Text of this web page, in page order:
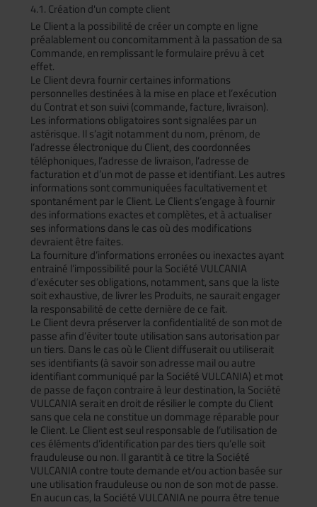
4.1. Création d'un compte client
Le Client a la possibilité de créer un compte en ligne
préalablement ou concomitamment à la passation de sa
Commande, en remplissant le formulaire prévu à cet
effet.
Le Client devra fournir certaines informations
personnelles destinées à la mise en place et l’exécution
du Contrat et son suivi (commande, facture, livraison).
Les informations obligatoires sont signalées par un
astérisque. Il s’agit notamment du nom, prénom, de
l’adresse électronique du Client, des coordonnées
téléphoniques, l’adresse de livraison, l’adresse de
facturation et d’un mot de passe et identifiant. Les autres
informations sont communiquées facultativement et
spontanément par le Client. Le Client s’engage à fournir
des informations exactes et complètes, et à actualiser
ses informations dans le cas où des modifications
devraient être faites.
La fourniture d’informations erronées ou inexactes ayant
entrainé l’impossibilité pour la Société VULCANIA
d’exécuter ses obligations, notamment, sans que la liste
soit exhaustive, de livrer les Produits, ne saurait engager
la responsabilité de cette dernière de ce fait.
Le Client devra préserver la confidentialité de son mot de
passe afin d’éviter toute utilisation sans autorisation par
un tiers. Dans le cas où le Client diffuserait ou utiliserait
ses identifiants (à savoir son adresse mail ou autre
identifiant communiqué par la Société VULCANIA) et mot
de passe de façon contraire à leur destination, la Société
VULCANIA serait en droit de résilier le compte du Client
sans que cela ne constitue un dommage réparable pour
le Client. Le Client est seul responsable de l’utilisation de
ces éléments d’identification par des tiers qu’elle soit
frauduleuse ou non. Il garantit à ce titre la Société
VULCANIA contre toute demande et/ou action basée sur
une utilisation frauduleuse ou non de son mot de passe.
En aucun cas, la Société VULCANIA ne pourra être tenue